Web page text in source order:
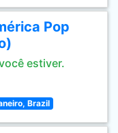
Pop
estiver.
Brazil